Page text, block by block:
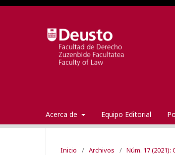
Acerca de Equipo Editorial
Inicio / Archivos / Núm. 17